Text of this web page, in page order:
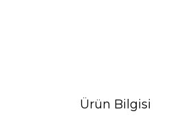
Ürün Bilgisi